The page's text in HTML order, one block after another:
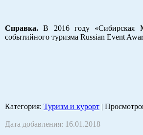
Справка. В 2016 году «Сибирская
событийного туризма Russian Event
Категория: Туризм и курорт |
Дата добавления: 16.01.2018